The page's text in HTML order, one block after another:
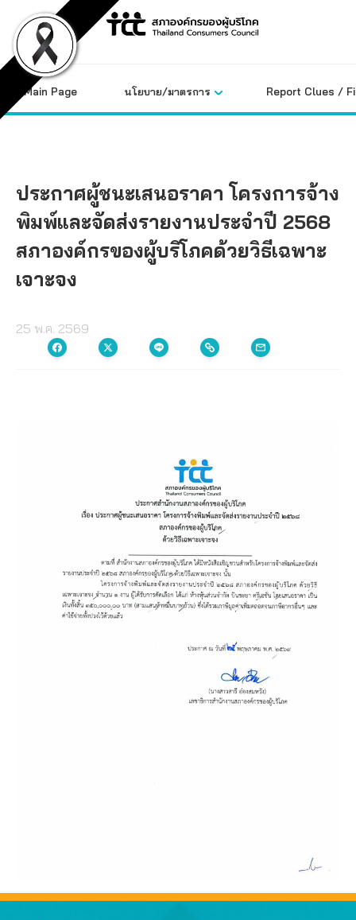
content
Main Page นโยบาย/มาตรการ Report Clues /
ประกาศผู้ชนะเสนอราคา โครงการจ้าง
พิมพ์และจัดส่งรายงานประจำปี 2568
สภาองค์กรของผู้บริโภคด้วยวิธีเฉพาะ
เจาะจง
25 พ.ค. 2569